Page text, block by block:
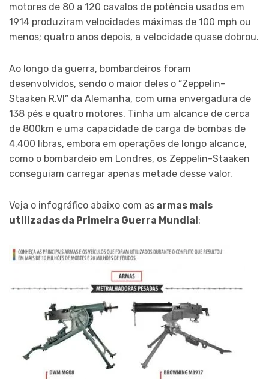
motores de 80 a 120 cavalos de potência usados ​​em
1914 produziram velocidades máximas de 100 mph ou
menos; quatro anos depois, a velocidade quase dobrou.
Ao longo da guerra, bombardeiros foram
desenvolvidos, sendo o maior deles o “Zeppelin-
Staaken R.VI” da Alemanha, com uma envergadura de
138 pés e quatro motores. Tinha um alcance de cerca
de 800km e uma capacidade de carga de bombas de
4.400 libras, embora em operações de longo alcance,
como o bombardeio em Londres, os Zeppelin-Staaken
conseguiam carregar apenas metade desse valor.
Veja o infográfico abaixo com as armas mais
utilizadas da Primeira Guerra Mundial: